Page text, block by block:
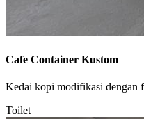
Cafe Container Kustom
Kedai kopi modifikasi dengan
Toilet